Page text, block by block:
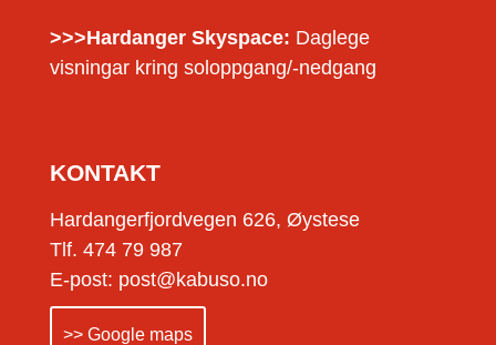
>>>Hardanger Skyspace: Daglege
visningar kring soloppgang/-nedgang
KONTAKT
Hardangerfjordvegen 626, Øystese
Tlf. 474 79 987
E-post: post@kabuso.no
>> Google maps